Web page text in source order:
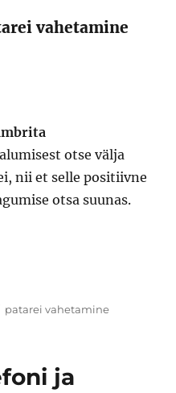
vahetamine
otse välja
nii et selle positiivne
otsa suunas.
Sildid
patarei vahetamine
ja